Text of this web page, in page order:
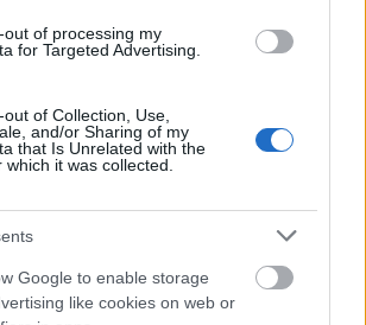
out of processing my
for Targeted Advertising.
of Collection, Use,
and/or Sharing of my
that Is Unrelated with the
it was collected.
Google to enable storage
like cookies on web or
Szárra, a terasz fonott
és úgy mesélt, hogy lányaim
másnap mindketten színésznők
rosszabbak, mint a nehezek, vélte.
a könyv, amely visszagondolva,
legszebb éve volt. Mert
Mindegyikőjüket. A szeretet
félelmemet, amelyet hírnevük
és mindenki mással kapcsolatban,
A hírnév véd, kívánatossá